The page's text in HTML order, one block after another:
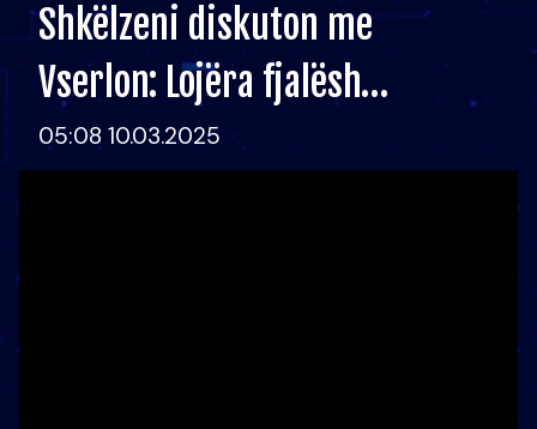
Shkëlzeni diskuton me
Vserlon: Lojëra fjalësh…
05:08 10.03.2025